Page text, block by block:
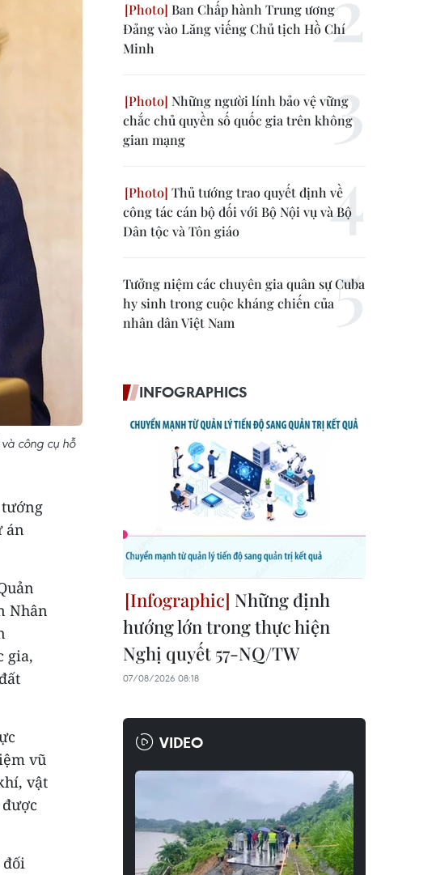
công cụ hỗ
án
Nhân
gia,
vũ
vật
đối
Ban Chấp hành Trung ương
Đảng vào Lăng viếng Chủ tịch Hồ Chí
Minh
Những người lính bảo vệ vững
chắc chủ quyền số quốc gia trên không
gian mạng
Thủ tướng trao quyết định về
công tác cán bộ đối với Bộ Nội vụ và Bộ
Dân tộc và Tôn giáo
Tưởng niệm các chuyên gia quân sự Cuba
hy sinh trong cuộc kháng chiến của
nhân dân Việt Nam
INFOGRAPHICS
Những định
hướng lớn trong thực hiện
Nghị quyết 57-NQ/TW
07/08/2026 08:18
VIDEO